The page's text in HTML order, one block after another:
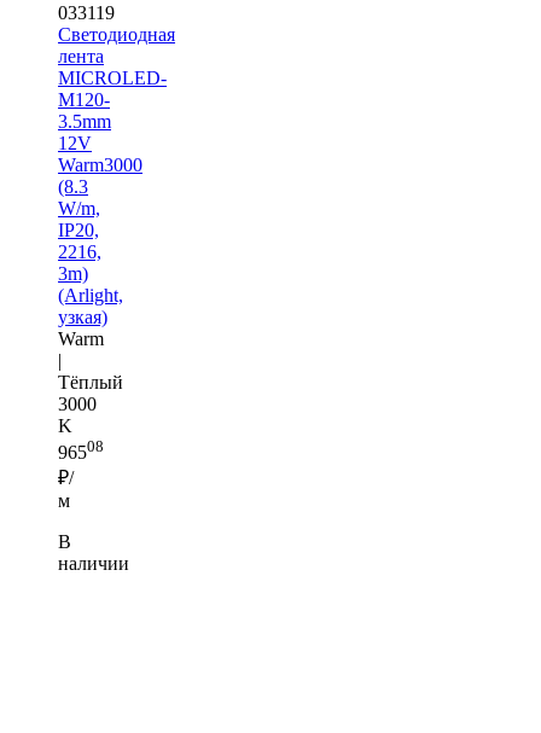
033119
Светодиодная
лента
MICROLED-
M120-
3.5mm
12V
Warm3000
(8.3
W/m,
IP20,
2216,
3m)
(Arlight,
узкая)
Warm
|
Тёплый
3000
K
96508
₽/
м
В
наличии